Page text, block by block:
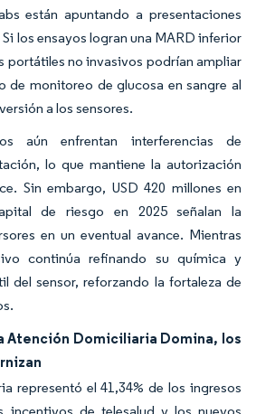
están apuntando a presentaciones
los ensayos logran una MARD inferior
portátiles no invasivos podrían ampliar
de monitoreo de glucosa en sangre al
a los sensores.
aún enfrentan interferencias de
lo que mantiene la autorización
Sin embargo, USD 420 millones en
de riesgo en 2025 señalan la
en un eventual avance. Mientras
continúa refinando su química y
del sensor, reforzando la fortaleza de
Atención Domiciliaria Domina, los
representó el 41,34% de los ingresos
incentivos de telesalud y los nuevos